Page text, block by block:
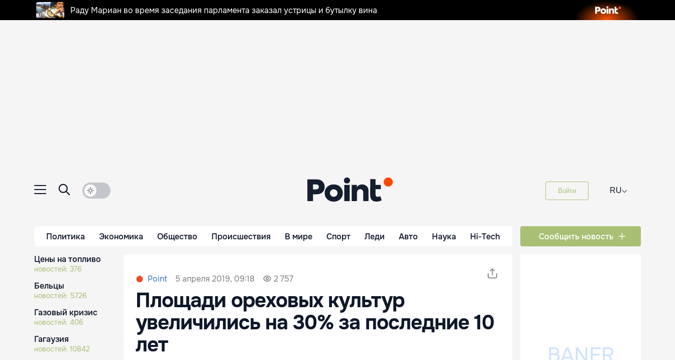
Раду Мариан во время заседания парламента заказал устрицы и бутылку вина
Войти RU⌵
Политика Экономика Общество Происшествия В мире Спорт Леди Авто Наука Hi-Tech Сообщить новость
Цены на топливо
новостей: 376
Бельцы
новостей: 5726
Газовый кризис
новостей: 406
Гагаузия
новостей: 10842
Point 5 апреля 2019, 09:18 2 757
Площади ореховых культур
увеличились на 30% за последние 10
лет